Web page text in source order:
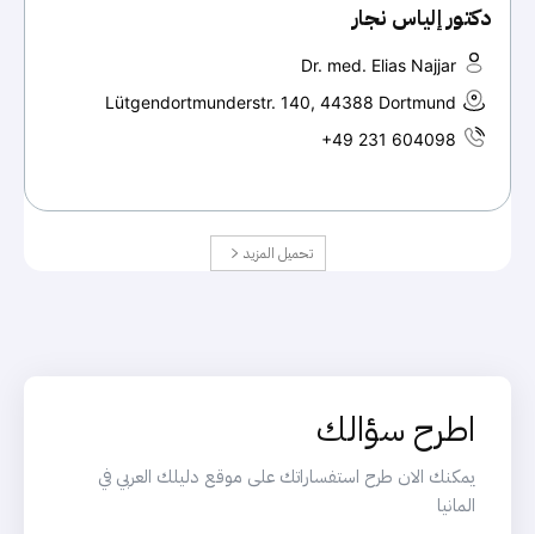
دكتور إلياس نجار
Dr. med. Elias Najjar
Lütgendortmunderstr. 140, 44388 Dortmund
+49 231 604098
تحميل المزيد
اطرح سؤالك
يمكنك الان طرح استفساراتك على موقع دليلك العربي في
المانيا